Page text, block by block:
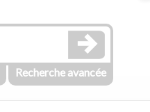
Recherche avancée